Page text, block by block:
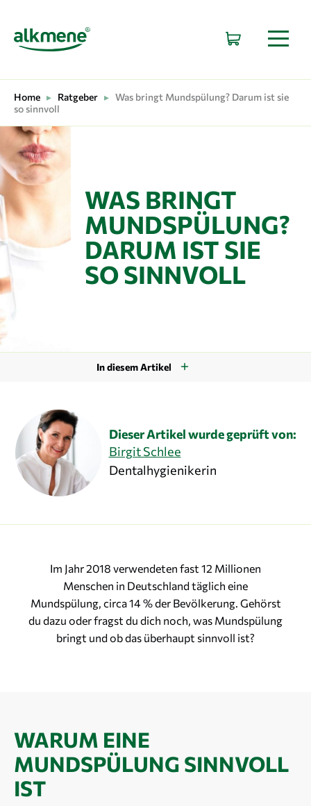
HAUPTNAVIGATION
Home ▸ Ratgeber ▸ Was bringt Mundspülung? Darum ist sie
so sinnvoll
WAS BRINGT
MUNDSPÜLUNG?
DARUM IST SIE
SO SINNVOLL
In diesem Artikel
Dieser Artikel wurde geprüft von:
Birgit Schlee
Dentalhygienikerin
Im Jahr 2018 verwendeten fast 12 Millionen
Menschen in Deutschland täglich eine
Mundspülung, circa 14 % der Bevölkerung. Gehörst
du dazu oder fragst du dich noch, was Mundspülung
bringt und ob das überhaupt sinnvoll ist?
​WARUM EINE
MUNDSPÜLUNG SINNVOLL
IST